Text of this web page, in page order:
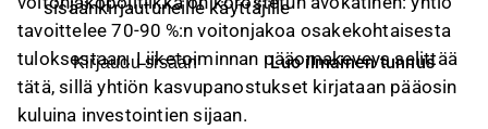
tavoittelee 70-90 %:n voitonjakoa osakekohtaisesta
tuloksestaan. Liiketoiminnan pääomakeveys selittää
tätä, sillä yhtiön kasvupanostukset kirjataan pääosin
kuluina investointien sijaan.
sisäänkirjautuneille käyttäjille
Kirjaudu sisään Luo ilmainen tunnus